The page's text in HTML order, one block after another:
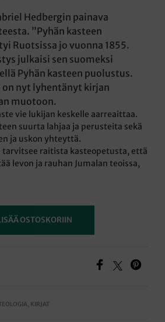
€.
hinta
on:
13,90 €.
Hedbergin painava
”Pyhän kasteen
Ruotsissa jo vuonna 1855.
julkaisi sen suomeksi
Pyhän kasteen puolustus.
on nyt lyhentänyt kirjan
muotoon.
vie lukijan keskelle aarreaittaa.
suurta lahjaa ja perusteita sekä
ja uskon yhteyttä.
tarvitsee raitista kasteopetusta, että
levon ja rauhan Jumalan teoissa,
OSTOSKORIIN
TEOLOGIA, KIRJAT